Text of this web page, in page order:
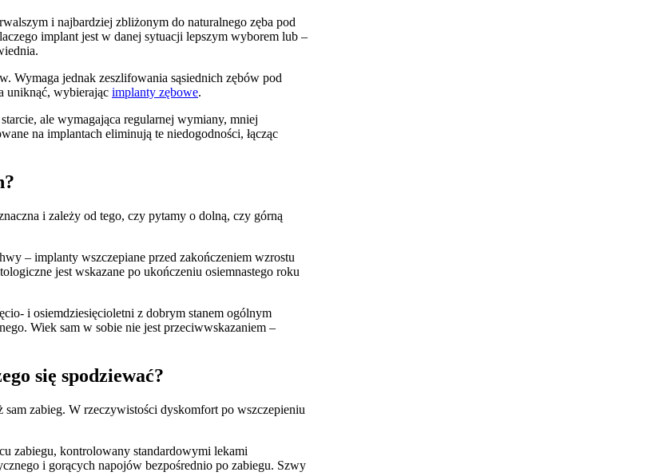
i najbardziej zbliżonym do naturalnego zęba pod
implant jest w danej sytuacji lepszym wyborem lub –
Wymaga jednak zeszlifowania sąsiednich zębów pod
uniknąć, wybierając implanty zębowe.
ale wymagająca regularnej wymiany, mniej
na implantach eliminują te niedogodności, łącząc
i zależy od tego, czy pytamy o dolną, czy górną
– implanty wszczepiane przed zakończeniem wzrostu
jest wskazane po ukończeniu osiemnastego roku
i osiemdziesięcioletni z dobrym stanem ogólnym
Wiek sam w sobie nie jest przeciwwskazaniem –
się spodziewać?
zabieg. W rzeczywistości dyskomfort po wszczepieniu
zabiegu, kontrolowany standardowymi lekami
i gorących napojów bezpośrednio po zabiegu. Szwy